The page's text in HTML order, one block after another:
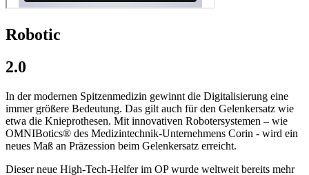
Robotic
2.0
In der modernen Spitzenmedizin gewinnt die Digitalisierung eine
immer größere Bedeutung. Das gilt auch für den Gelenkersatz wie
etwa die Knieprothesen. Mit innovativen Robotersystemen – wie
OMNIBotics® des Medizintechnik-Unternehmens Corin - wird ein
neues Maß an Präzession beim Gelenkersatz erreicht.
Dieser neue High-Tech-Helfer im OP wurde weltweit bereits mehr